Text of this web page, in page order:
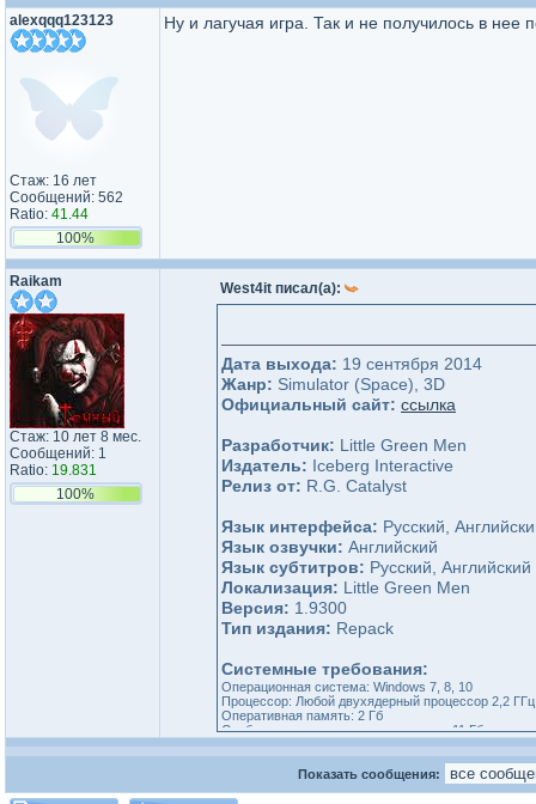
alexqqq123123
Стаж: 16 лет
Сообщений: 562
Ratio: 41.44
100%
Ну и лагучая игра. Так и не получилось в нее
Raikam
Стаж: 10 лет 8 мес.
Сообщений: 1
Ratio: 19.831
100%
West4it писал(а):
Дата выхода: 19 сентября 2014
Жанр: Simulator (Space), 3D
Официальный сайт: ссылка
Разработчик: Little Green Men
Издатель: Iceberg Interactive
Релиз от: R.G. Catalyst
Язык интерфейса: Русский,
Язык озвучки: Английский
Язык субтитров: Русский, Английский
Локализация: Little Green Men
Версия: 1.9300
Тип издания: Repack
Системные требования:
Операционная система: Windows 7, 8, 10
Процессор: Любой двухядерный процессор 2,2 ГГц
Оперативная память: 2 Гб
Свободного места на жестком диске: 11 Гб
Видеокарта: DirectX 10, 512 Мб
Таблетка:Вшита (PROPHET)
Показать сообщения: